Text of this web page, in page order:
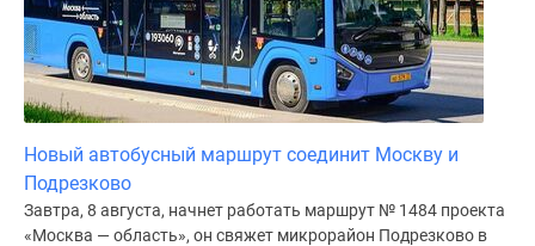
Новый автобусный маршрут соединит Москву и
Подрезково
Завтра, 8 августа, начнет работать маршрут № 1484 проекта
«Москва — область», он свяжет микрорайон Подрезково в